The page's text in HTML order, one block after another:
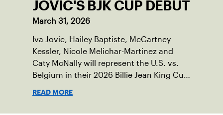
JOVIC'S BJK CUP DEBUT
March 31, 2026
Iva Jovic, Hailey Baptiste, McCartney
Kessler, Nicole Melichar-Martinez and
Caty McNally will represent the U.S. vs.
Belgium in their 2026 Billie Jean King Cup
READ MORE